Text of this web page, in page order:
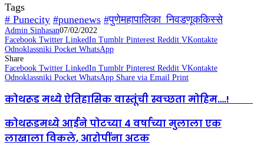
Tags
# Punecity #punenews #पुणेमहापालिका_निवडणूककिस्से
Admin Sinhasan07/02/2022
Facebook Twitter LinkedIn Tumblr Pinterest Reddit VKontakte
Odnoklassniki Pocket WhatsApp
Share
Facebook Twitter LinkedIn Tumblr Pinterest Reddit VKontakte
Odnoklassniki Pocket WhatsApp Share via Email Print
कोथरूड मध्ये ऐतिहासिक वास्तूंची स्वच्छता मोहिम….!
कोथरूडमध्ये आईने पोटच्या 4 वर्षाच्या मुलाला एक
लाखाला विकले, आरोपींना अटक